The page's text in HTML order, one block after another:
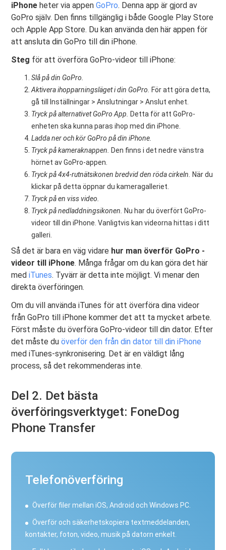
iPhone heter via appenGoPro. Denna app är gjord av
GoPro själv. Den finns tillgänglig i både Google Play Store
och Apple App Store. Du kan använda den här appen för
att ansluta din GoPro till din iPhone.
Steg för att överföra GoPro-videor till iPhone:
Slå på din GoPro.
Aktivera ihopparningsläget i din GoPro.
För att göra detta,
gå till Inställningar > Anslutningar > Anslut enhet.
Tryck på alternativet GoPro App.
Detta för att GoPro-
enheten ska kunna paras ihop med din iPhone.
Ladda ner och kör GoPro på din iPhone.
Tryck på kameraknappen.
Den finns i det nedre vänstra
hörnet av GoPro-appen.
Tryck på 4x4-rutnätsikonen bredvid den röda cirkeln.
När du
klickar på detta öppnar du kameragalleriet.
Tryck på en viss video.
Tryck på nedladdningsikonen.
Nu har du överfört GoPro-
videor till din iPhone. Vanligtvis kan videorna hittas i ditt
galleri.
Så det är bara en väg vidare hur man överför GoPro -
videor till iPhone. Många frågar om du kan göra det här
mediTunes. Tyvärr är detta inte möjligt. Vi menar den
direkta överföringen.
Om du vill använda iTunes för att överföra dina videor
från GoPro till iPhone kommer det att ta mycket arbete.
Först måste du överföra GoPro-videor till din dator. Efter
det måste duöverför den från din dator till din iPhone
med iTunes-synkronisering. Det är en väldigt lång
process, så det rekommenderas inte.
Del 2. Det bästa
överföringsverktyget: FoneDog
Phone Transfer
Telefonöverföring
Överför filer mellan iOS, Android och Windows PC.
Överför och säkerhetskopiera textmeddelanden,
kontakter, foton, video, musik på datorn enkelt.